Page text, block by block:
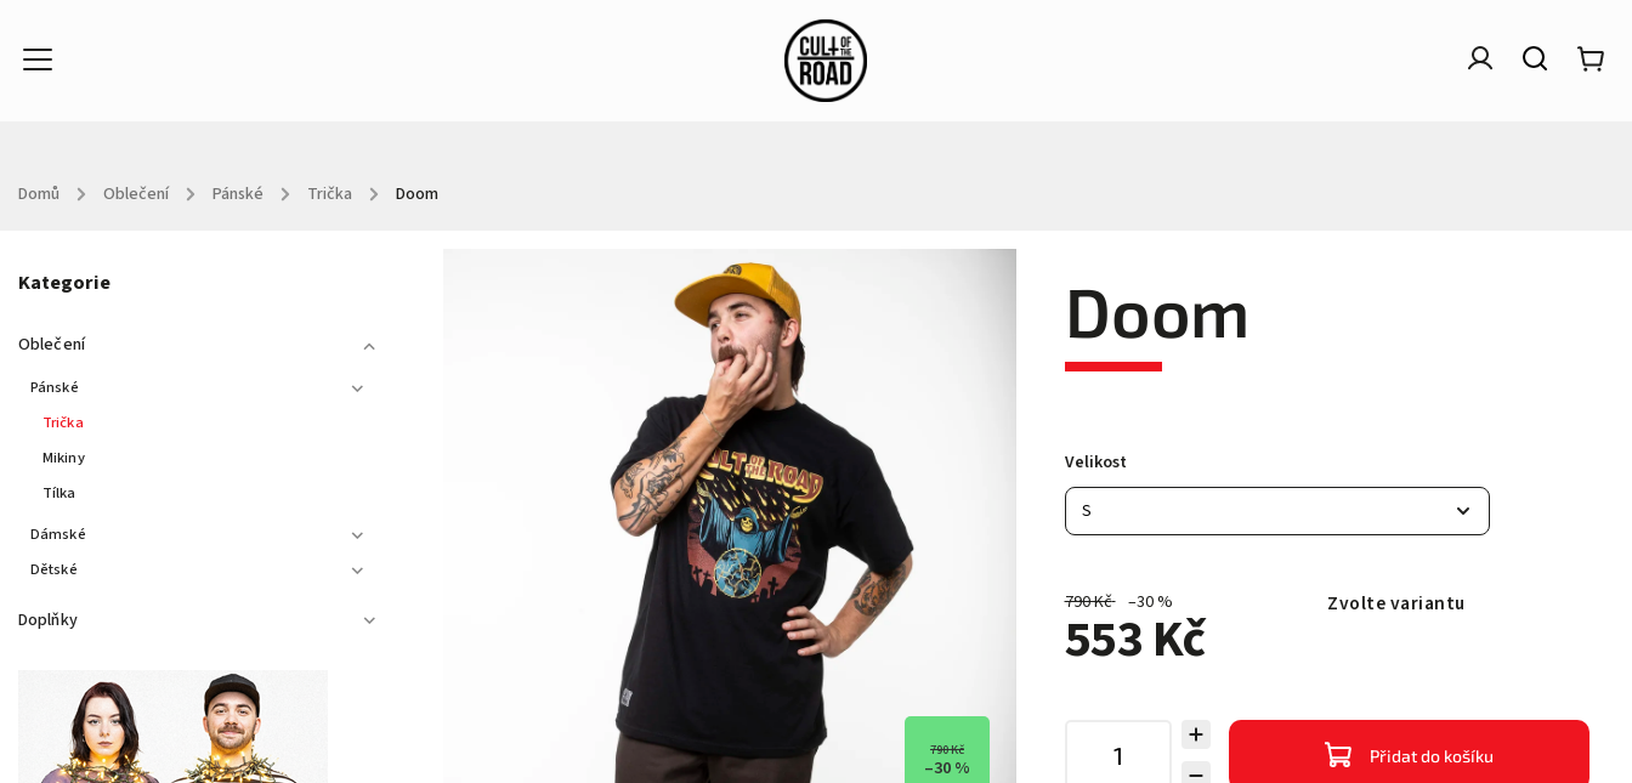
Domů / Oblečení / Pánské / Trička / Doom
Kategorie
Oblečení
Pánské
Trička
Mikiny
Tílka
Dámské
Dětské
Doplňky
790 Kč
–30 %
Doom
Velikost
790 Kč –30 %
553 Kč Zvolte variantu
Přidat do košíku